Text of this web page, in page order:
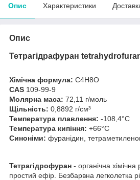
Опис Характеристики
Опис
Тетрагідрафуран
Хімічна формула: C4H8O
CAS 109-99-9
Молярна маса: 72,11 г/моль
Щільність: 0,8892 г/см³
Температура плавлення: -108,4°C
Температура кипіння: +66°C
Синоніми: фуранідин,
Тетрагідрофуран - органічна
простий ефір. Безбарвна легколетка